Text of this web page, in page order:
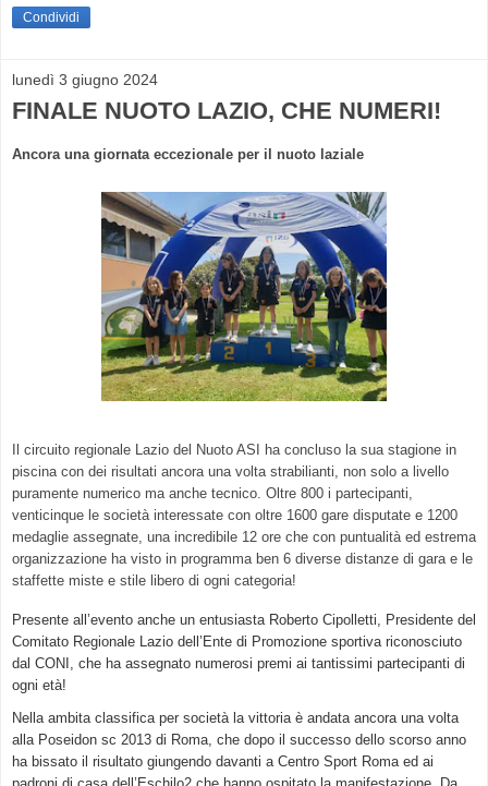
Condividi
lunedì 3 giugno 2024
FINALE NUOTO LAZIO, CHE NUMERI!
Ancora una giornata eccezionale per il nuoto laziale
Il circuito regionale Lazio del Nuoto ASI ha concluso la sua stagione in
piscina con dei risultati ancora una volta strabilianti, non solo a livello
puramente numerico ma anche tecnico. Oltre 800 i partecipanti,
venticinque le società interessate con oltre 1600 gare disputate e 1200
medaglie assegnate, una incredibile 12 ore che con puntualità ed estrema
organizzazione ha visto in programma ben 6 diverse distanze di gara e le
staffette miste e stile libero di ogni categoria!
Presente all’evento anche un entusiasta Roberto Cipolletti, Presidente del
Comitato Regionale Lazio dell’Ente di Promozione sportiva riconosciuto
dal CONI, che ha assegnato numerosi premi ai tantissimi partecipanti di
ogni età!
Nella ambita classifica per società la vittoria è andata ancora una volta
alla Poseidon sc 2013 di Roma, che dopo il successo dello scorso anno
ha bissato il risultato giungendo davanti a Centro Sport Roma ed ai